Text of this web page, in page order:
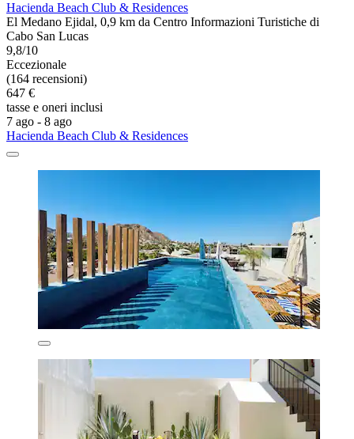
Hacienda Beach Club & Residences
El Medano Ejidal, 0,9 km da Centro Informazioni Turistiche di
Cabo San Lucas
9,8/10
Eccezionale
(164 recensioni)
647 €
tasse e oneri inclusi
7 ago - 8 ago
Hacienda Beach Club & Residences